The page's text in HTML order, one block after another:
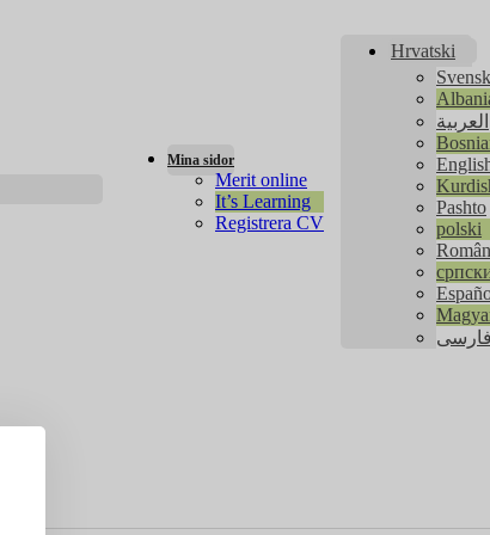
Mina sidor
Merit online
It’s Learning
Registrera CV
Hrvatski
العربية
Pashto
polski